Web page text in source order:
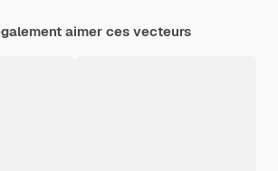
aimer ces vecteurs